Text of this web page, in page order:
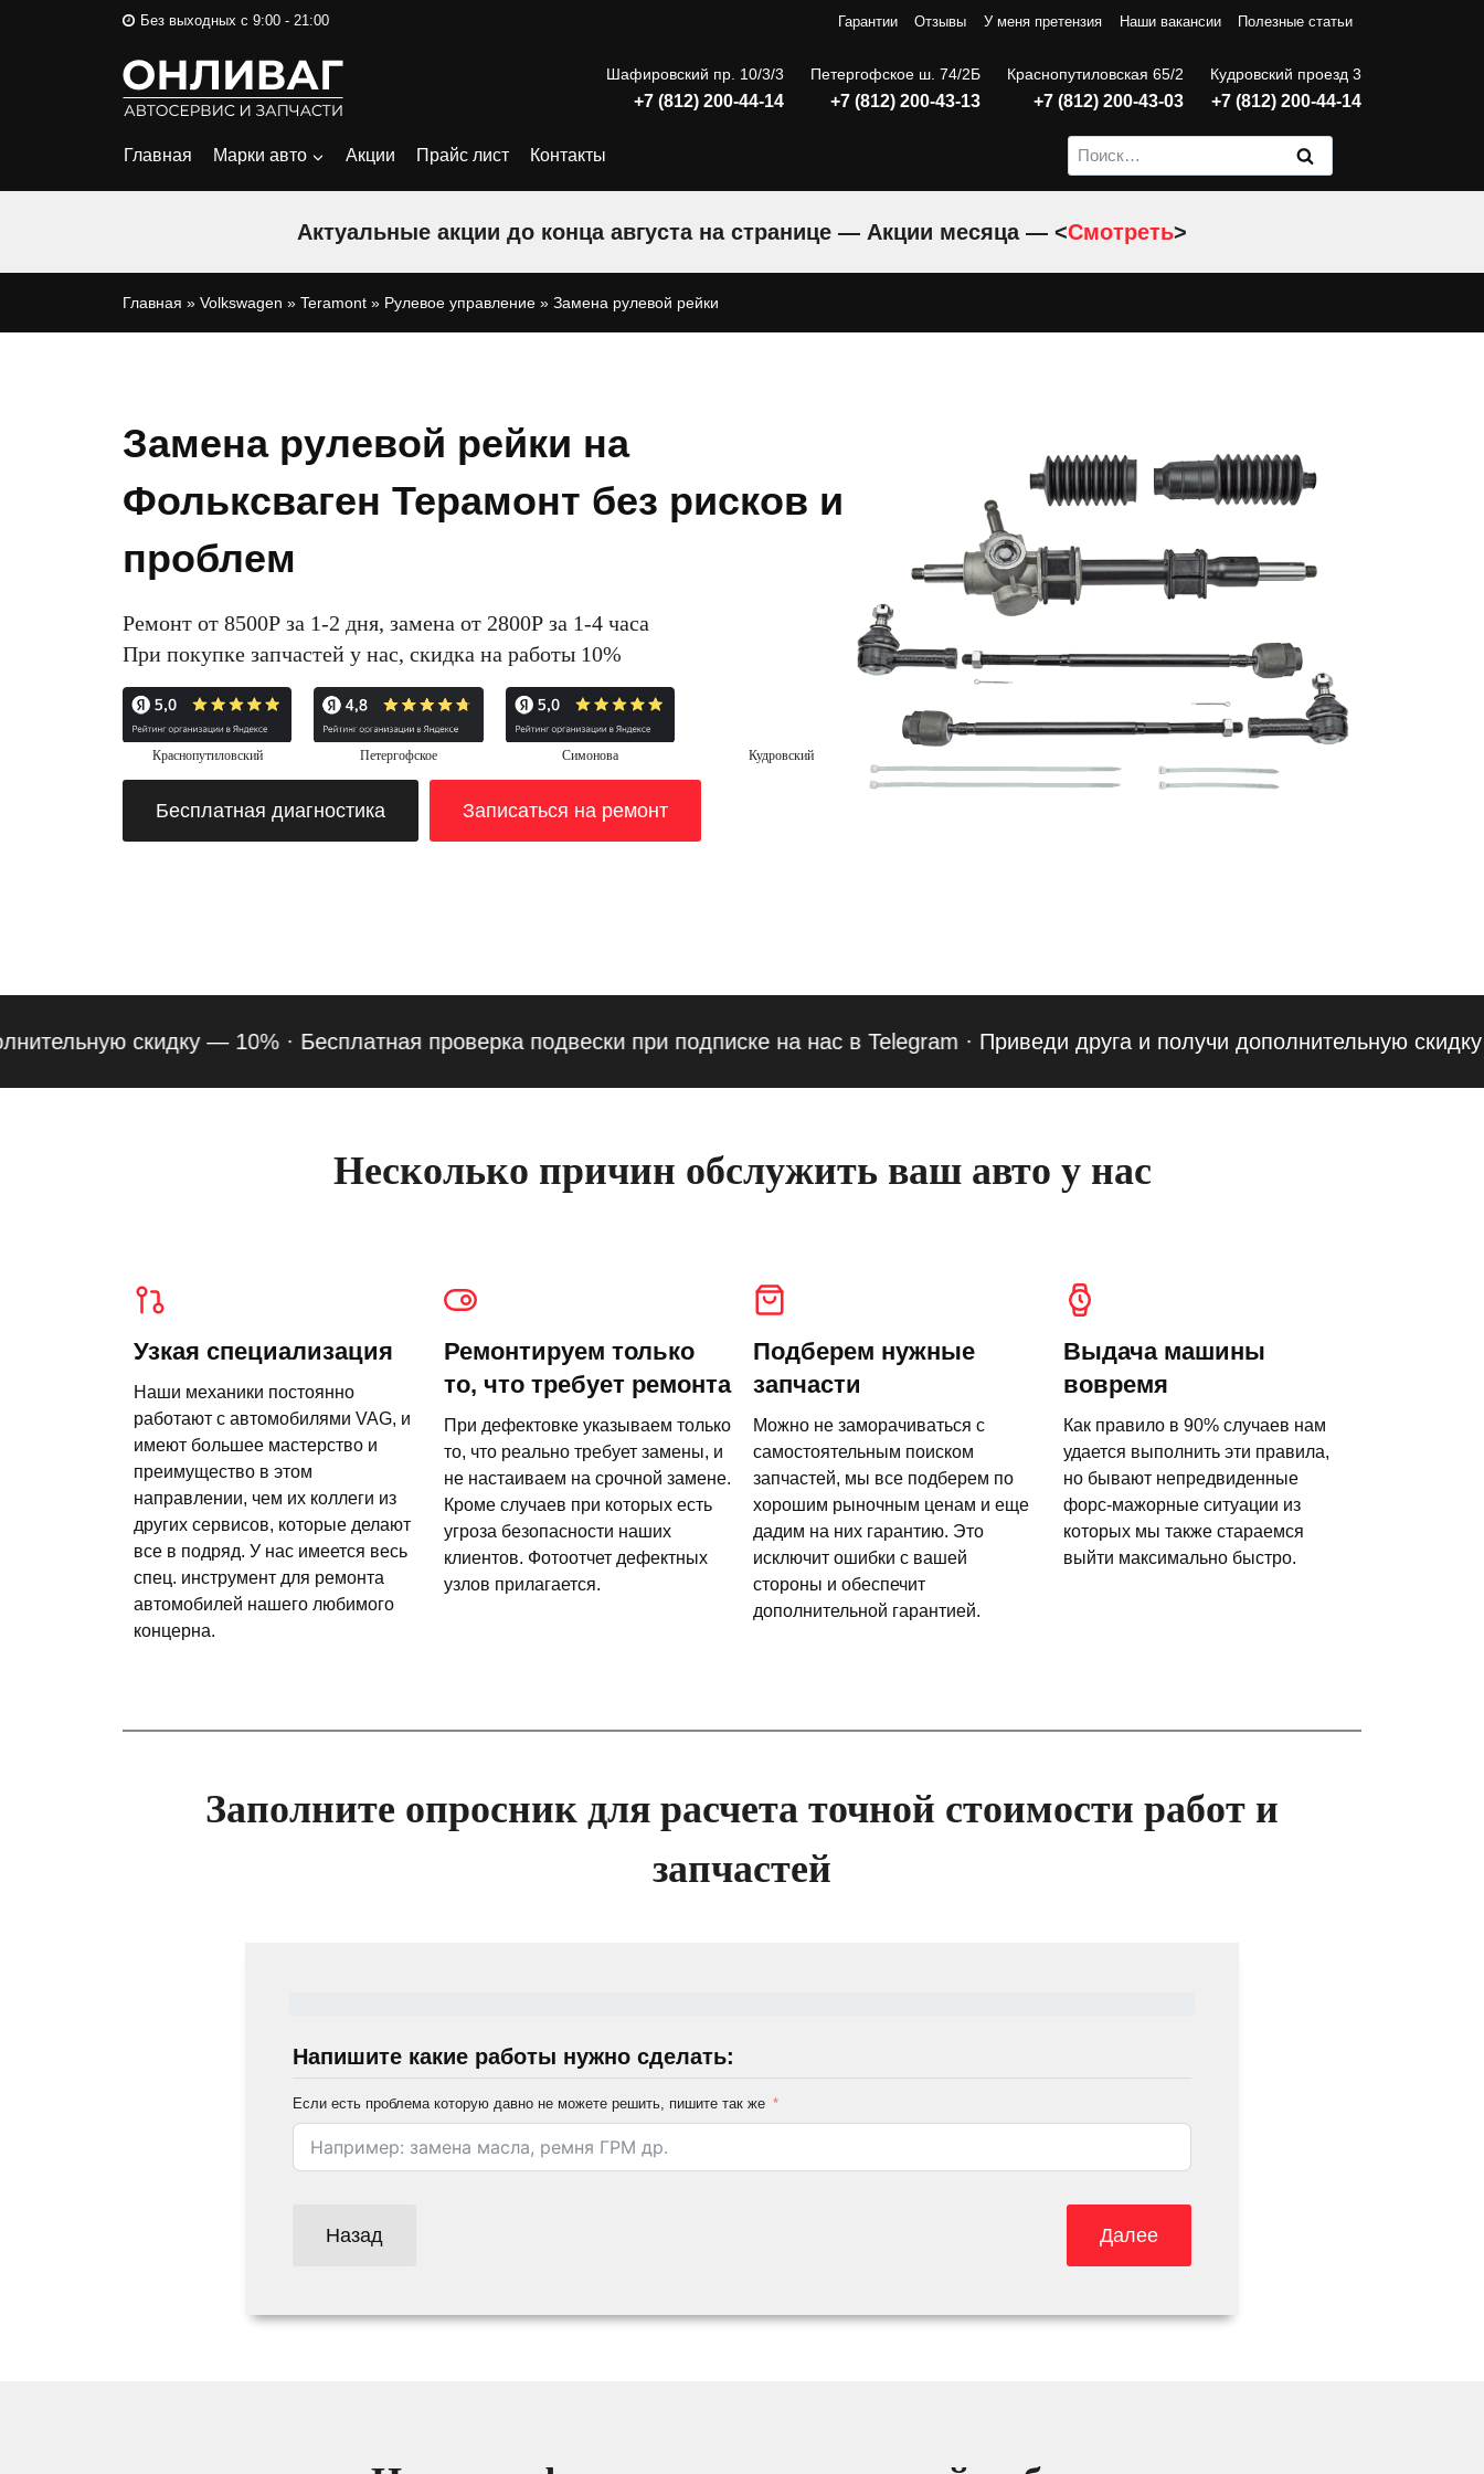
Без выходных с 9:00 - 21:00 Гарантии Отзывы У меня претензия Наши вакансии Полезные статьи
Шафировский пр. 10/3/3
+7 (812) 200-44-14
Петергофское ш. 74/2Б
+7 (812) 200-43-13
Краснопутиловская 65/2
+7 (812) 200-43-03
Кудровский проезд 3
+7 (812) 200-44-14
Главная Марки авто Акции Прайс лист Контакты Найти:
Актуальные акции до конца августа на странице — Акции месяца — <Смотреть>
Главная » Volkswagen » Teramont » Рулевое управление » Замена рулевой рейки
Замена рулевой рейки на
Фольксваген Терамонт без рисков и
проблем
Ремонт от 8500Р за 1-2 дня, замена от 2800Р за 1-4 часа
При покупке запчастей у нас, скидка на работы 10%
Краснопутиловский Петергофское Симонова Кудровский
Бесплатная диагностика Записаться на ремонт
скидку — 10% ·Бесплатная проверка подвески при подписке на нас в Telegram· Приведи друга и получи дополнительную скидку —
Несколько причин обслужить ваш авто у нас
Узкая специализация
Наши механики постоянно
работают с автомобилями VAG, и
имеют большее мастерство и
преимущество в этом
направлении, чем их коллеги из
других сервисов, которые делают
все в подряд. У нас имеется весь
спец. инструмент для ремонта
автомобилей нашего любимого
концерна.
Ремонтируем только
то, что требует ремонта
При дефектовке указываем только
то, что реально требует замены, и
не настаиваем на срочной замене.
Кроме случаев при которых есть
угроза безопасности наших
клиентов. Фотоотчет дефектных
узлов прилагается.
Подберем нужные
запчасти
Можно не заморачиваться с
самостоятельным поиском
запчастей, мы все подберем по
хорошим рыночным ценам и еще
дадим на них гарантию. Это
исключит ошибки с вашей
стороны и обеспечит
дополнительной гарантией.
Выдача машины
вовремя
Как правило в 90% случаев нам
удается выполнить эти правила,
но бывают непредвиденные
форс-мажорные ситуации из
которых мы также стараемся
выйти максимально быстро.
Заполните опросник для расчета точной стоимости работ и
запчастей
Напишите какие работы нужно сделать:
Если есть проблема которую давно не можете решить, пишите так же
Назад Далее